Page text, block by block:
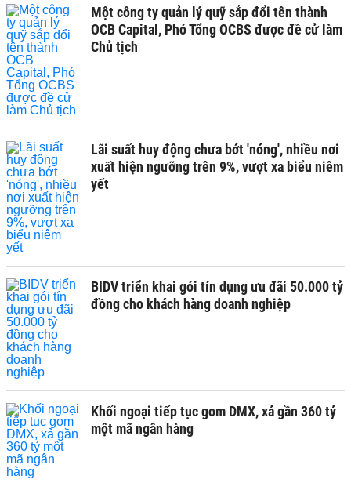
Một công ty quản lý quỹ sắp đổi tên thành
OCB Capital, Phó Tổng OCBS được đề cử làm
Chủ tịch
Lãi suất huy động chưa bớt 'nóng', nhiều nơi
xuất hiện ngưỡng trên 9%, vượt xa biểu niêm
yết
BIDV triển khai gói tín dụng ưu đãi 50.000 tỷ
đồng cho khách hàng doanh nghiệp
Khối ngoại tiếp tục gom DMX, xả gần 360 tỷ
một mã ngân hàng